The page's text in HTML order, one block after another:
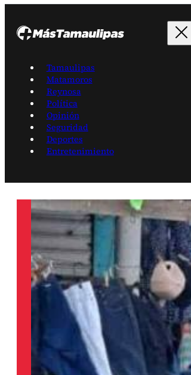
Tamaulipas
Matamoros
Reynosa
Política
Opinión
Seguridad
Deportes
Entretenimiento